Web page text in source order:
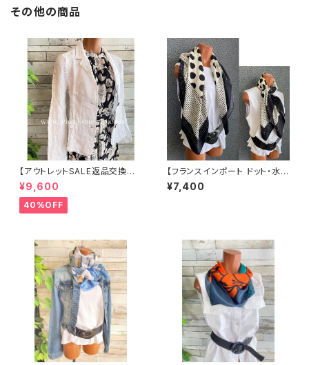
その他の商品
【アウトレットSALE返品交換不
可8/20まで】イタリア製サマー
ジャケット｜Made in ITALY｜
リネン麻 飾りエリ ジャケット/ホ
ワイト
¥9,600
40%OFF
【フランスインポート ドット・水玉
大判スカーフ】90cmスクエア
スカーフ/ホワイト＆ブラックMIX
¥7,400